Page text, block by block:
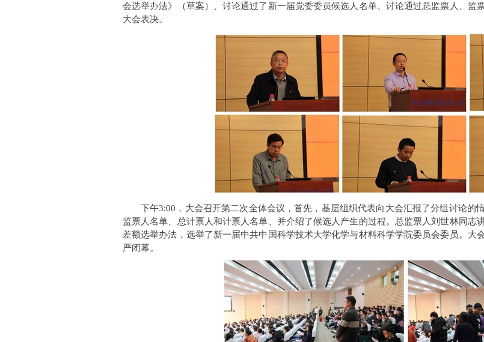
会选举办法》（草案）、讨论通过了新一届党委委员候选人名单、讨论通过总监票人、监
大会表决。
下午3:00，大会召开第二次全体会议，首先，基层组织代表向大会汇报了分组讨论的
监票人名单、总计票人和计票人名单、并介绍了候选人产生的过程。总监票人刘世林同志
差额选举办法，选举了新一届中共中国科学技术大学化学与材料科学学院委员会委员。大
严闭幕。